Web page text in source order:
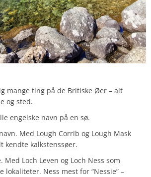
mange ting på de Britiske Øer – alt
og sted.
engelske navn på en sø.
Med Lough Corrib og Lough Mask
kendte kalkstenssøer.
Loch Leven og Loch Ness som
Ness mest for “Nessie” –